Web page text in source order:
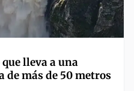
lleva a una
de más de 50 metros